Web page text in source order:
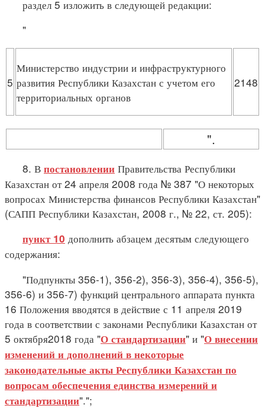
раздел 5 изложить в следующей редакции:
"
5
Министерство индустрии и инфраструктурного
развития Республики Казахстан с учетом его
территориальных органов
2148
".
8. В постановлении Правительства Республики
Казахстан от 24 апреля 2008 года № 387 "О некоторых
вопросах Министерства финансов Республики Казахстан"
(САПП Республики Казахстан, 2008 г., № 22, ст. 205):
пункт 10 дополнить абзацем десятым следующего
содержания:
"Подпункты 356-1), 356-2), 356-3), 356-4), 356-5),
356-6) и 356-7) функций центрального аппарата пункта
16 Положения вводятся в действие с 11 апреля 2019
года в соответствии с законами Республики Казахстан от
5 октября2018 года "О стандартизации" и "О внесении
изменений и дополнений в некоторые
законодательные акты Республики Казахстан по
вопросам обеспечения единства измерений и
стандартизации".";